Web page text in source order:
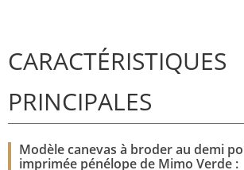
CARACTÉRISTIQUES
PRINCIPALES
Modèle canevas à broder au demi
imprimée pénélope de Mimo Verde :